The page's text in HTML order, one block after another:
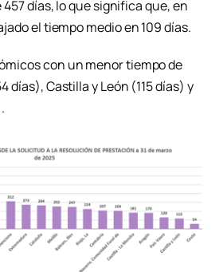
días, lo que significa que, en
el tiempo medio en 109 días.
con un menor tiempo de
días), Castilla y León (115 días) y